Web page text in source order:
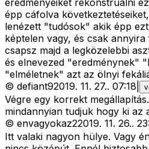
eredményeiket rekonstruálni
épp cáfolva
lenézett "tudósok" akik épp
képtelen vagy, és csak
csapsz majd a legközelebbi
és elnevezed "eredménynek"
"elméletnek" azt az ölnyi
© defiant92019. 11. 27.. 07:18
Végre egy korrekt
mindannyian tudjuk hogy ki az
© envagyokaz22019. 11. 26..
Itt valaki nagyon hülye. Vagy